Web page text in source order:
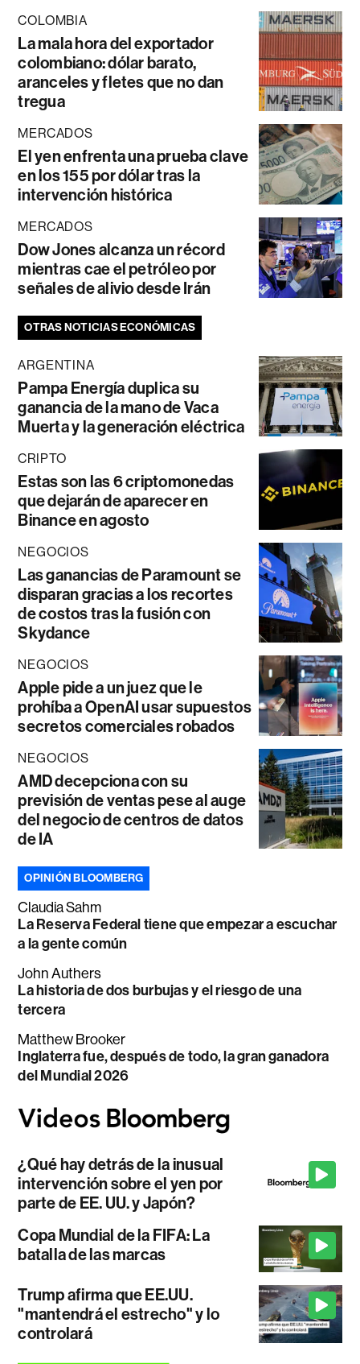
COLOMBIA
La mala hora del exportador
colombiano: dólar barato,
aranceles y fletes que no dan
tregua
MERCADOS
El yen enfrenta una prueba clave
en los 155 por dólar tras la
intervención histórica
MERCADOS
Dow Jones alcanza un récord
mientras cae el petróleo por
señales de alivio desde Irán
OTRAS NOTICIAS ECONÓMICAS
ARGENTINA
Pampa Energía duplica su
ganancia de la mano de Vaca
Muerta y la generación eléctrica
CRIPTO
Estas son las 6 criptomonedas
que dejarán de aparecer en
Binance en agosto
NEGOCIOS
Las ganancias de Paramount se
disparan gracias a los recortes
de costos tras la fusión con
Skydance
NEGOCIOS
Apple pide a un juez que le
prohíba a OpenAI usar supuestos
secretos comerciales robados
NEGOCIOS
AMD decepciona con su
previsión de ventas pese al auge
del negocio de centros de datos
de IA
OPINIÓN BLOOMBERG
Claudia Sahm
La Reserva Federal tiene que empezar a escuchar
a la gente común
John Authers
La historia de dos burbujas y el riesgo de una
tercera
Matthew Brooker
Inglaterra fue, después de todo, la gran ganadora
del Mundial 2026
¿Qué hay detrás de la inusual
intervención sobre el yen por
parte de EE. UU. y Japón?
Copa Mundial de la FIFA: La
batalla de las marcas
Trump afirma que EE.UU.
"mantendrá el estrecho" y lo
controlará